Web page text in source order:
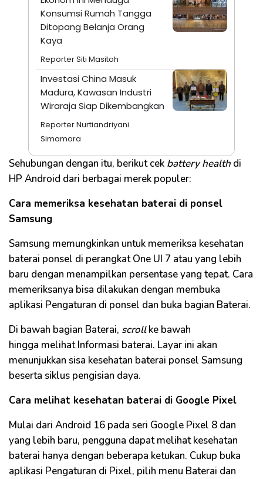
Konsumsi Rumah Tangga
Ditopang Belanja Orang
Kaya
Reporter Siti Masitoh
Investasi China Masuk
Madura, Kawasan Industri
Wiraraja Siap Dikembangkan
Reporter Nurtiandriyani
Simamora
Sehubungan dengan itu, berikut cek battery health di
HP Android dari berbagai merek populer:
Cara memeriksa kesehatan baterai di ponsel
Samsung
Samsung memungkinkan untuk memeriksa kesehatan
baterai ponsel di perangkat One UI 7 atau yang lebih
baru dengan menampilkan persentase yang tepat. Cara
memeriksanya bisa dilakukan dengan membuka
aplikasi Pengaturan di ponsel dan buka bagian Baterai.
Di bawah bagian Baterai, scrollke bawah
hingga melihat Informasi baterai. Layar ini akan
menunjukkan sisa kesehatan baterai ponsel Samsung
beserta siklus pengisian daya.
Cara melihat kesehatan baterai di Google Pixel
Mulai dari Android 16 pada seri Google Pixel 8 dan
yang lebih baru, pengguna dapat melihat kesehatan
baterai hanya dengan beberapa ketukan. Cukup buka
aplikasi Pengaturan di Pixel, pilih menu Baterai dan